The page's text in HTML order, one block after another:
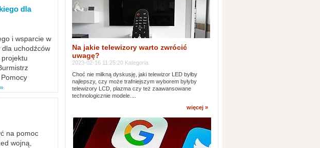
dla
i wsparcie w
dla uchodźców
projektu
na pomoc
wojną,
Na jakie telewizory warto zwrócić
uwagę?
2023-02-16 11:25:20 Kategoria:
Choć nie milkną dyskusję, jaki telewizor LED byłby
najlepszy, czy może trafniejszym wyborem byłyby
telewizory LCD, plazma czy też zaawansowane
technologicznie modele....
więcej »